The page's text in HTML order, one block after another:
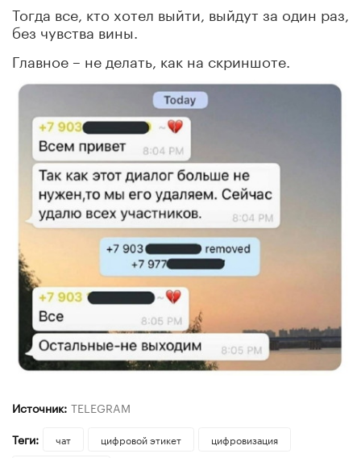
Тогда все, кто хотел выйти, выйдут за один раз,
без чувства вины.
Главное – не делать, как на скриншоте.
Источник: TELEGRAM
Теги:
чат цифровой этикет
цифровизация